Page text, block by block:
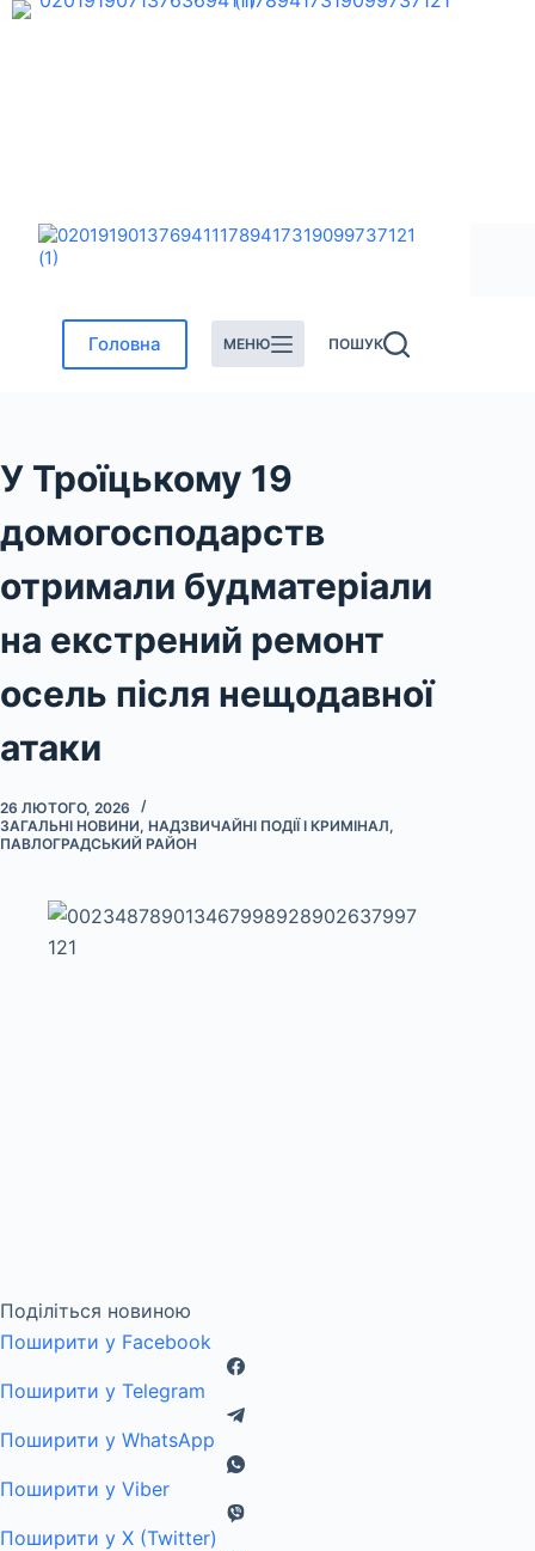
Перейти
Головна МЕНЮ ПОШУК
У Троїцькому 19
домогосподарств
отримали будматеріали
на екстрений ремонт
осель після нещодавної
атаки
26 ЛЮТОГО, 2026
ЗАГАЛЬНІ НОВИНИ, НАДЗВИЧАЙНІ ПОДІЇ І КРИМІНАЛ,
ПАВЛОГРАДСЬКИЙ РАЙОН
Поділіться новиною
Поширити у Facebook
Поширити у Telegram
Поширити у WhatsApp
Поширити у Viber
Поширити у X (Twitter)